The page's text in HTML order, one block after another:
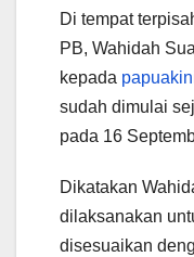
Di tempat
PB, Wahidah
kepada
sudah dimulai
pada 16
Dikatakan
dilaksanakan
disesuaikan